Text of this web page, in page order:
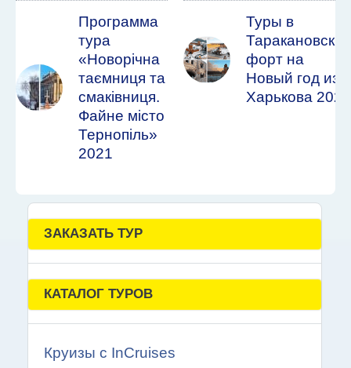
Программа
тура
«Новорічна
таємниця та
смаківниця.
Файне місто
Тернопіль»
2021
Туры в
Таракановский
форт на
Новый год из
Харькова 2022
ЗАКАЗАТЬ ТУР
КАТАЛОГ ТУРОВ
Круизы с InCruises